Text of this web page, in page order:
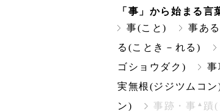
「事」から始まる言
事(こと)
事あ
る(ことき－れる)
ゴショウダク)
事
実無根(ジジツムコン
ン)
事跡・事 ▲ 蹟